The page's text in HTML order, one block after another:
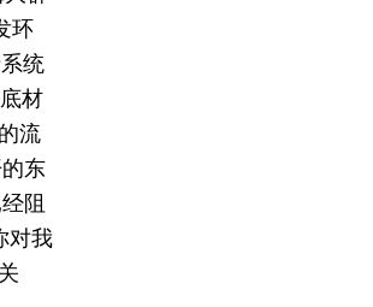
环
统
材
流
东
阻
对我